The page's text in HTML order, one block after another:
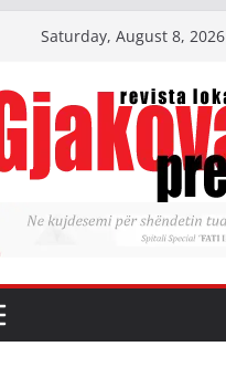
Saturday, August 8, 2026